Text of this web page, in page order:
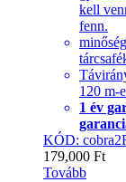
kell
fenn.
120 m-
1 év
KÓD:
179,000 Ft
Tovább